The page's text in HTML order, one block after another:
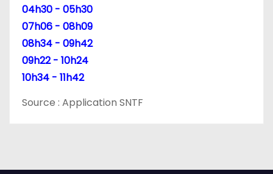
c
e
04h30 - 05h30
07h06 - 08h09
08h34 - 09h42
09h22 - 10h24
10h34 - 11h42
Source : Application SNTF